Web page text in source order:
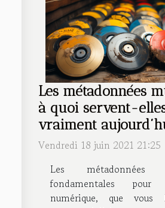
Les métadonnées
à quoi servent-
vraiment
Vendredi 18 juin 2021 21:25
Les
fondamentales
numérique, que